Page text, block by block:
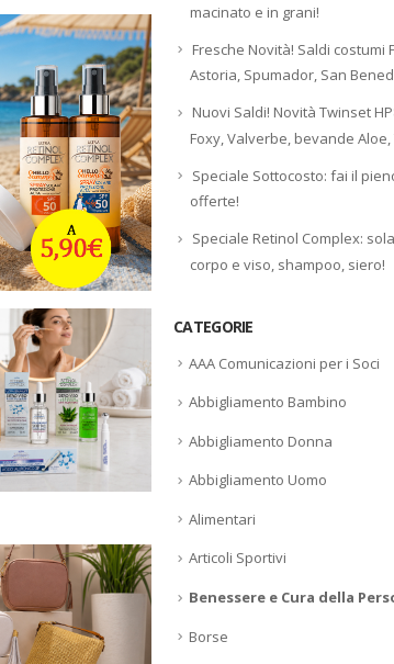
macinato e in grani!
Fresche Novità! Saldi costumi
Astoria, Spumador, San
Nuovi Saldi! Novità Twinset
Foxy, Valverbe, bevande Aloe,
Speciale Sottocosto: fai il
offerte!
Speciale Retinol Complex:
corpo e viso, shampoo, siero!
CATEGORIE
AAA Comunicazioni per i Soci
Abbigliamento Bambino
Abbigliamento Donna
Abbigliamento Uomo
Alimentari
Articoli Sportivi
Benessere e Cura della
Borse